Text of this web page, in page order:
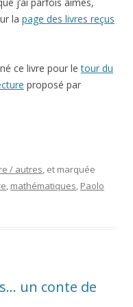
la page des livres reçus
ce livre pour letour du
proposé par
/ autres, et marquée
, mathématiques, Paolo
un conte de